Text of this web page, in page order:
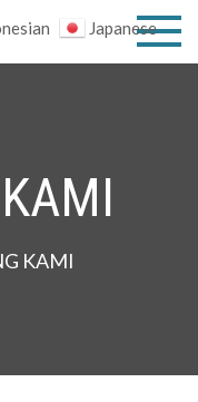
SO-LPK
CENTER
私達と一緒に
KAMI
Japanese